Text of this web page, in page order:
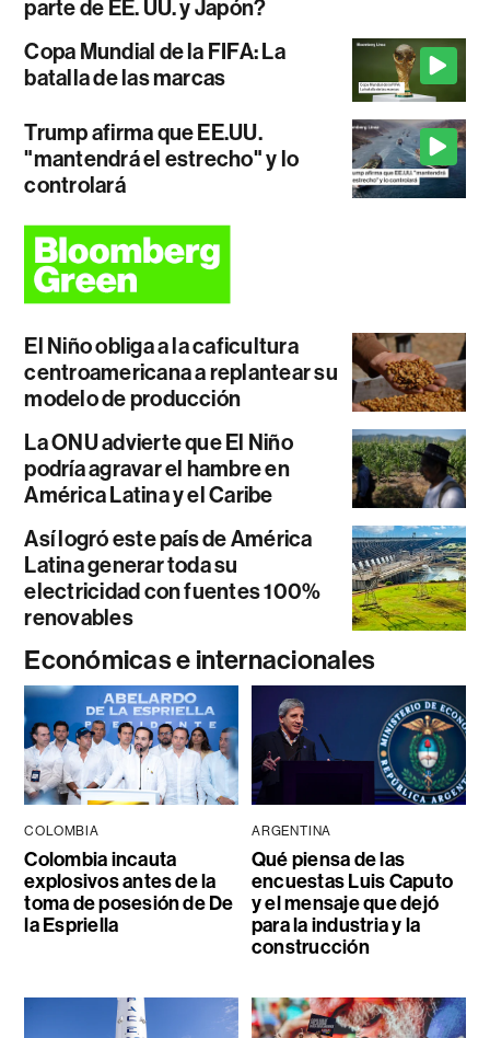
parte de EE. UU. y Japón?
Copa Mundial de la FIFA: La
batalla de las marcas
Trump afirma que EE.UU.
"mantendrá el estrecho" y lo
controlará
El Niño obliga a la caficultura
centroamericana a replantear su
modelo de producción
La ONU advierte que El Niño
podría agravar el hambre en
América Latina y el Caribe
Así logró este país de América
Latina generar toda su
electricidad con fuentes 100%
renovables
Económicas e internacionales
COLOMBIA
Colombia incauta
explosivos antes de la
toma de posesión de De
la Espriella
ARGENTINA
Qué piensa de las
encuestas Luis Caputo
y el mensaje que dejó
para la industria y la
construcción